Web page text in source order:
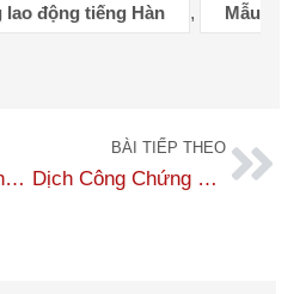
lao động tiếng Hàn , Mẫu
Dịch thuật công chứng tiếng Hàn tại Hà Nội lấy nhanh 24h, giá tốt
BÀI TIẾP THEO
Dịch Công Chứng Sổ Hộ Khẩu Sang Tiếng Hàn